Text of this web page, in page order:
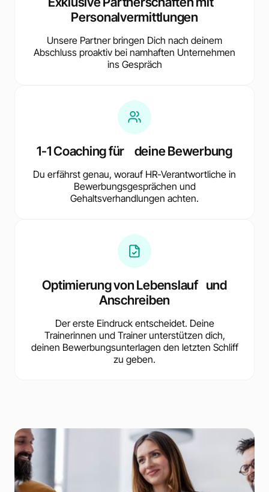
Personalvermittlungen
Unsere Partner bringen Dich nach deinem
Abschluss proaktiv bei namhaften Unternehmen
ins Gespräch
1-1 Coaching für deine Bewerbung
Du erfährst genau, worauf HR-Verantwortliche in
Bewerbungsgesprächen und
Gehaltsverhandlungen achten.
Optimierung von Lebenslauf und
Anschreiben
Der erste Eindruck entscheidet. Deine
Trainerinnen und Trainer unterstützen dich,
deinen Bewerbungsunterlagen den letzten Schliff
zu geben.